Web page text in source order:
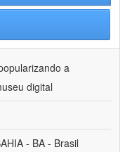
a
digital
- BA - Brasil